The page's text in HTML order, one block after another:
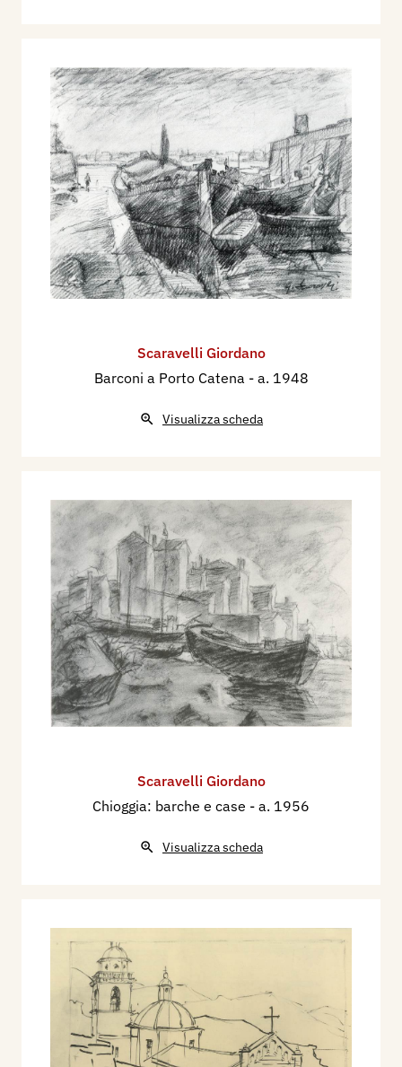
Scaravelli Giordano
Barconi a Porto Catena - a. 1948
Visualizza scheda
Scaravelli Giordano
Chioggia: barche e case - a. 1956
Visualizza scheda